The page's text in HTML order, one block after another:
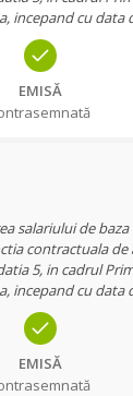
incepand cu data
EMISĂ
salariului de
contractuala
5, in cadrul
incepand cu data
EMISĂ